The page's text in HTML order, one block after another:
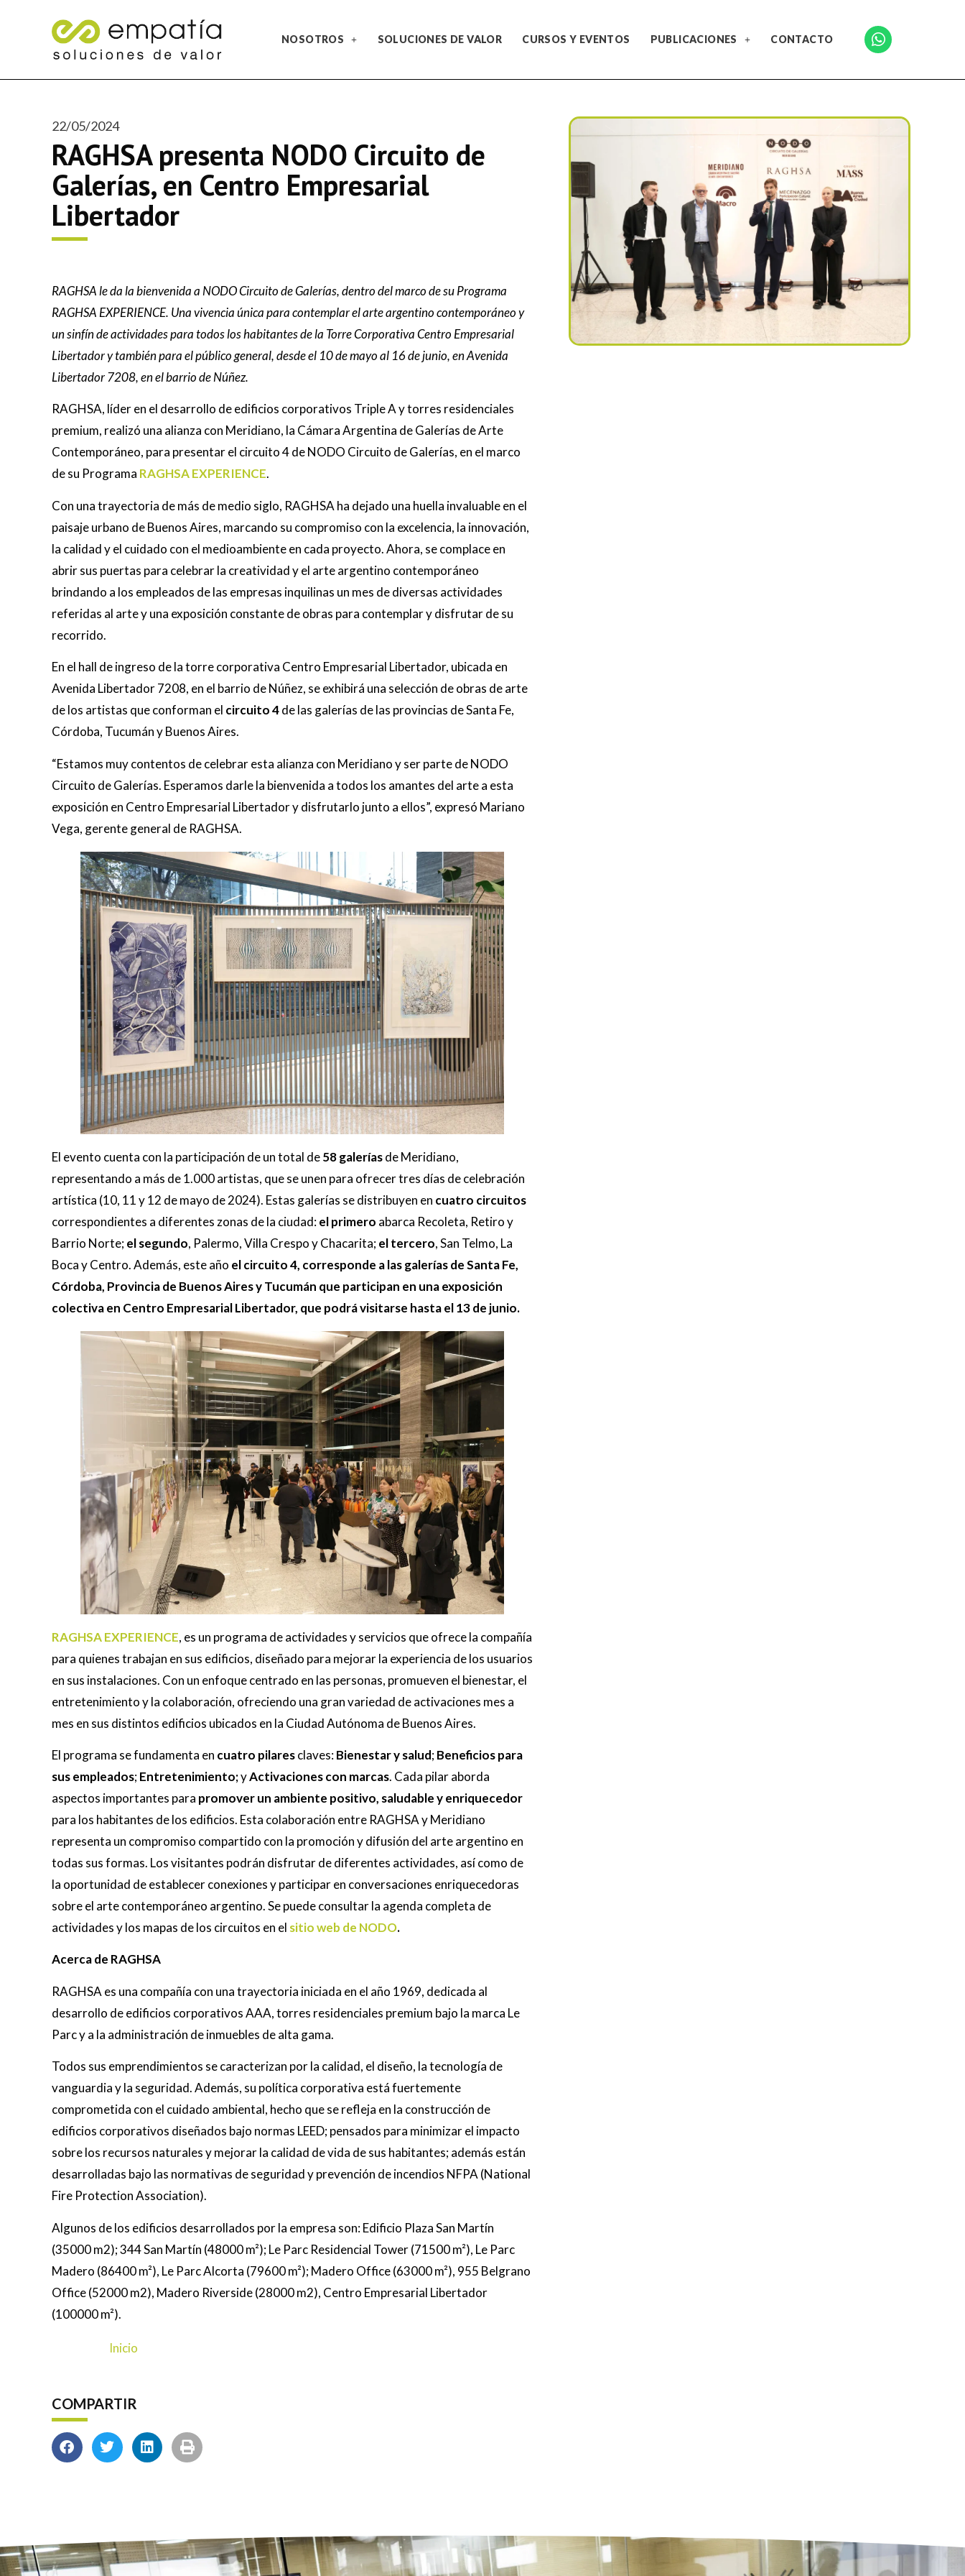
NOSOTROS SOLUCIONES DE VALOR CURSOS Y EVENTOS PUBLICACIONES CONTACTO
22/05/2024
RAGHSA presenta NODO Circuito de
Galerías, en Centro Empresarial
Libertador
RAGHSA le da la bienvenida a NODO Circuito de Galerías, dentro del marco de su Programa
RAGHSA EXPERIENCE. Una vivencia única para contemplar el arte argentino contemporáneo y
un sinfín de actividades para todos los habitantes de la Torre Corporativa Centro Empresarial
Libertador y también para el público general, desde el 10 de mayo al 16 de junio, en Avenida
Libertador 7208, en el barrio de Núñez.
RAGHSA, líder en el desarrollo de edificios corporativos Triple A y torres residenciales
premium, realizó una alianza con Meridiano, la Cámara Argentina de Galerías de Arte
Contemporáneo, para presentar el circuito 4 de NODO Circuito de Galerías, en el marco
de su Programa RAGHSA EXPERIENCE.
Con una trayectoria de más de medio siglo, RAGHSA ha dejado una huella invaluable en el
paisaje urbano de Buenos Aires, marcando su compromiso con la excelencia, la innovación,
la calidad y el cuidado con el medioambiente en cada proyecto. Ahora, se complace en
abrir sus puertas para celebrar la creatividad y el arte argentino contemporáneo
brindando a los empleados de las empresas inquilinas un mes de diversas actividades
referidas al arte y una exposición constante de obras para contemplar y disfrutar de su
recorrido.
En el hall de ingreso de la torre corporativa Centro Empresarial Libertador, ubicada en
Avenida Libertador 7208, en el barrio de Núñez, se exhibirá una selección de obras de arte
de los artistas que conforman el circuito 4de las galerías de las provincias de Santa Fe,
Córdoba, Tucumán y Buenos Aires.
“Estamos muy contentos de celebrar esta alianza con Meridiano y ser parte de NODO
Circuito de Galerías. Esperamos darle la bienvenida a todos los amantes del arte a esta
exposición en Centro Empresarial Libertador y disfrutarlo junto a ellos”, expresó Mariano
Vega, gerente general de RAGHSA.
El evento cuenta con la participación de un total de58 galeríasde Meridiano,
representando a más de 1.000 artistas, que se unen para ofrecer tres días de celebración
artística (10, 11 y 12 de mayo de 2024). Estas galerías se distribuyen en cuatro circuitos
correspondientes a diferentes zonas de la ciudad:el primero abarca Recoleta, Retiro y
Barrio Norte;el segundo, Palermo, Villa Crespo y Chacarita;el tercero, San Telmo, La
Boca y Centro. Además, este año el circuito 4, corresponde a las galerías de Santa Fe,
Córdoba, Provincia de Buenos Aires y Tucumán que participan en una exposición
colectiva en Centro Empresarial Libertador, que podrá visitarse hasta el 13 de junio.
RAGHSA EXPERIENCE, es un programa de actividades y servicios que ofrece la compañía
para quienes trabajan en sus edificios, diseñado para mejorar la experiencia de los usuarios
en sus instalaciones. Con un enfoque centrado en las personas, promueven el bienestar, el
entretenimiento y la colaboración, ofreciendo una gran variedad de activaciones mes a
mes en sus distintos edificios ubicados en la Ciudad Autónoma de Buenos Aires.
El programa se fundamenta en cuatro pilaresclaves:Bienestar y salud;Beneficios para
sus empleados;Entretenimiento;yActivaciones con marcas. Cada pilar aborda
aspectos importantes para promover un ambiente positivo, saludable y enriquecedor
para los habitantes de los edificios. Esta colaboración entre RAGHSA y Meridiano
representa un compromiso compartido con la promoción y difusión del arte argentino en
todas sus formas. Los visitantes podrán disfrutar de diferentes actividades, así como de
la oportunidad de establecer conexiones y participar en conversaciones enriquecedoras
sobre el arte contemporáneo argentino. Se puede consultar la agenda completa de
actividades y los mapas de los circuitos en el sitio web de NODO.
Acerca de RAGHSA
RAGHSA es una compañía con una trayectoria iniciada en el año 1969, dedicada al
desarrollo de edificios corporativos AAA, torres residenciales premium bajo la marca Le
Parc y a la administración de inmuebles de alta gama.
Todos sus emprendimientos se caracterizan por la calidad, el diseño, la tecnología de
vanguardia y la seguridad. Además, su política corporativa está fuertemente
comprometida con el cuidado ambiental, hecho que se refleja en la construcción de
edificios corporativos diseñados bajo normas LEED; pensados para minimizar el impacto
sobre los recursos naturales y mejorar la calidad de vida de sus habitantes; además están
desarrolladas bajo las normativas de seguridad y prevención de incendios NFPA (National
Fire Protection Association).
Algunos de los edificios desarrollados por la empresa son: Edificio Plaza San Martín
(35000 m2); 344 San Martín (48000 m²); Le Parc Residencial Tower (71500 m²), Le Parc
Madero (86400 m²), Le Parc Alcorta (79600 m²); Madero Office (63000 m²), 955 Belgrano
Office (52000 m2), Madero Riverside (28000 m2), Centro Empresarial Libertador
(100000 m²).
Inicio
COMPARTIR